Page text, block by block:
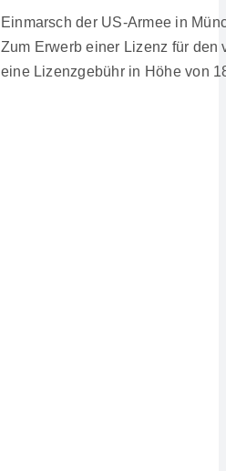
Einmarsch der US-Armee in
Zum Erwerb einer Lizenz für den
eine Lizenzgebühr in Höhe von